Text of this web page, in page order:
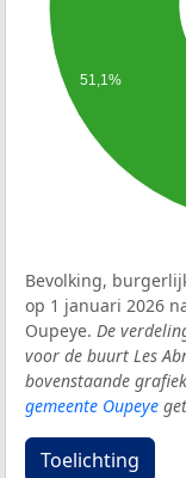
51,1%
Bevolking,
op 1 januari 2026
Oupeye. De
voor de buurt Les
bovenstaande
gemeente Oupeye
Toelichting